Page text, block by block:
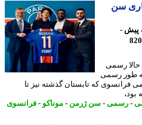
سن
-
رسمی
ساله به طور رسمی
که تابستان گذشته نیز تا
رسمی-سن ژرمن -موناکو-فرانسوی